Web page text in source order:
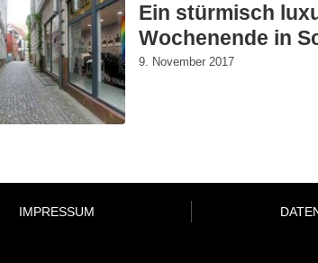
Ein stürmisch
Wochenende in
9. November 2017
IMPRESSUM